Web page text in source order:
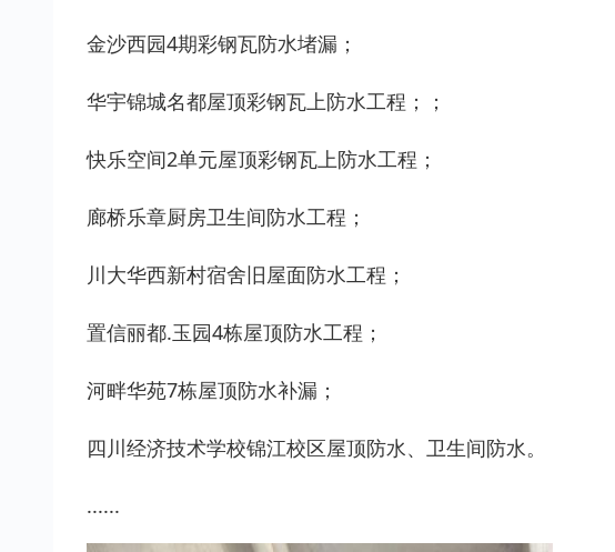
金沙西园4期彩钢瓦防水堵漏；
华宇锦城名都屋顶彩钢瓦上防水工程；；
快乐空间2单元屋顶彩钢瓦上防水工程；
廊桥乐章厨房卫生间防水工程；
川大华西新村宿舍旧屋面防水工程；
置信丽都.玉园4栋屋顶防水工程；
河畔华苑7栋屋顶防水补漏；
四川经济技术学校锦江校区屋顶防水、卫生间防水。
......